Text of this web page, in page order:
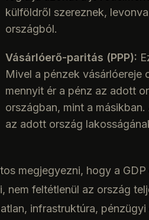
külföldről szereznek,
országból.
Vásárlóerő-paritás (PPP):
Mivel a pénzek vásárlóereje
mennyit ér a pénz az adott
országban, mint a
az adott ország
megjegyezni, hogy a
nem feltétlenül az ország
infrastruktúra,